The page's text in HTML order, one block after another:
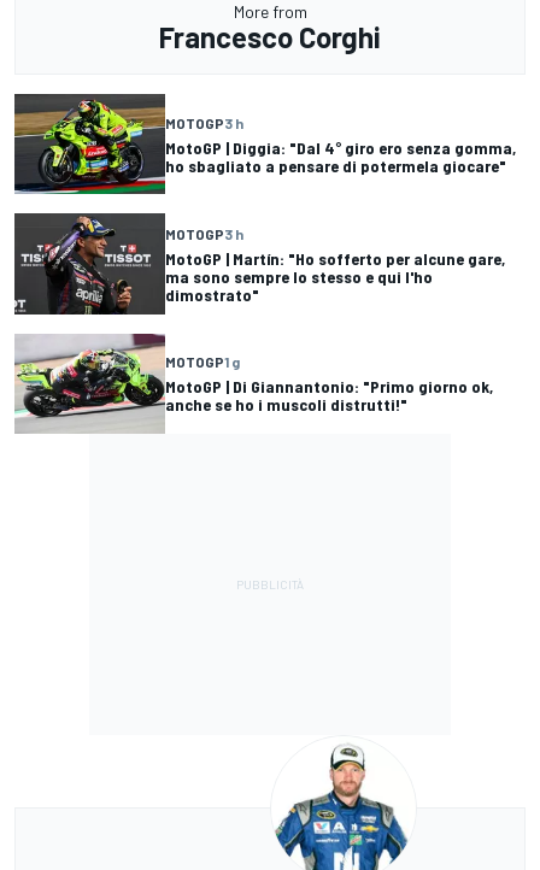
More from
Francesco Corghi
MOTOGP3 h
MotoGP | Diggia: "Dal 4° giro ero senza gomma,
ho sbagliato a pensare di potermela giocare"
MOTOGP3 h
MotoGP | Martín: "Ho sofferto per alcune gare,
ma sono sempre lo stesso e qui l'ho
dimostrato"
MOTOGP1 g
MotoGP | Di Giannantonio: "Primo giorno ok,
anche se ho i muscoli distrutti!"